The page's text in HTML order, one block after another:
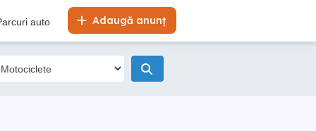
Adaugă anunț
auto